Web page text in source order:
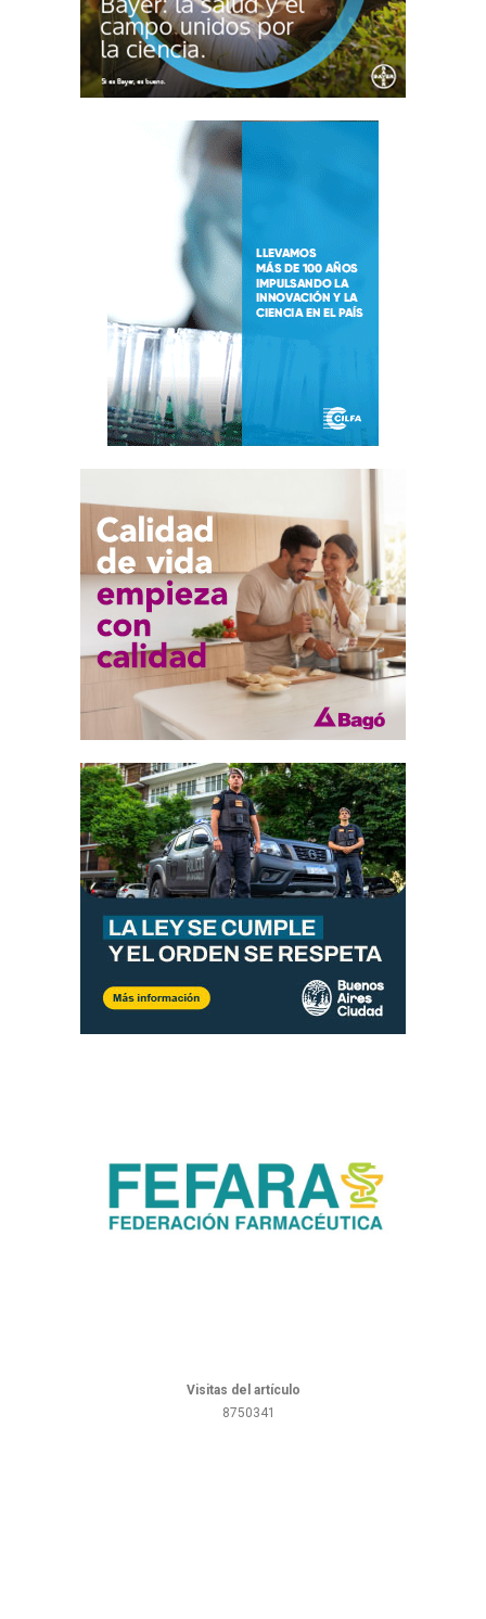
Visitas del artículo
8750341